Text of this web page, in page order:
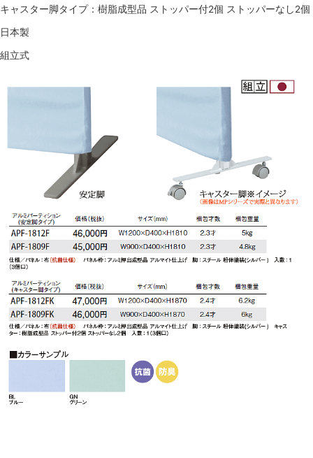
キャスター脚タイプ：樹脂成型品 ストッパー付2個 ストッパーなし2個
日本製
組立式